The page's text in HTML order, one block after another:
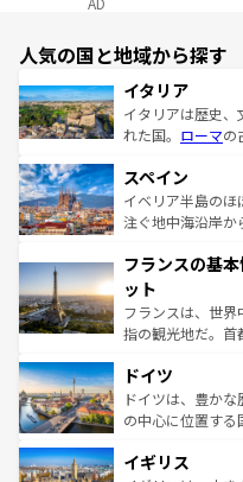
人気の国と地域から探す
イタリア
イタリアは歴史
れた国。 ローマの
ろん、トスカーナ
景など、自然景
ピザやパスタなど
ませてくれるイタ
なお、新着のイタ
しい。
スペイン
イベリア半島の
注ぐ地中海沿岸か
文化が根付くこの
れる闘牛、そして
る。首都マドリ
アートに溢れた街
せる。地方によっ
ンテンツ一覧を参
フランスの基
ット
フランスは、世
指の観光地だ。首
で、幅広い魅力が
聖堂、美しいビ
から魅了する。
いる。シャンパン
ドイツ
ドイツは、豊か
の中心に位置する
顔を持つこの国は
イギリス